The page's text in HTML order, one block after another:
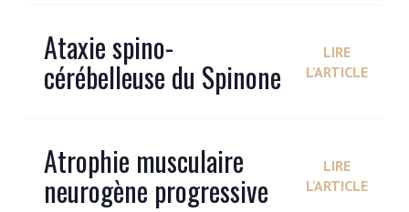
Ataxie spino-
cérébelleuse du Spinone
LIRE
L'ARTICLE
Atrophie musculaire
neurogène progressive
LIRE
L'ARTICLE